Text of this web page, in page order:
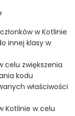
w Kotlinie
innej klasy w
celu zwiększenia
kodu
właściwości
Kotlinie w celu